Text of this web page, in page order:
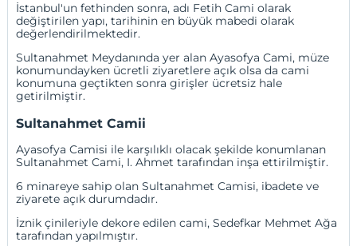
İstanbul'un fethinden sonra, adı Fetih Cami olarak
değiştirilen yapı, tarihinin en büyük mabedi olarak
değerlendirilmektedir.
Sultanahmet Meydanında yer alan Ayasofya Cami, müze
konumundayken ücretli ziyaretlere açık olsa da cami
konumuna geçtikten sonra girişler ücretsiz hale
getirilmiştir.
Sultanahmet Camii
Ayasofya Camisi ile karşılıklı olacak şekilde konumlanan
Sultanahmet Cami, I. Ahmet tarafından inşa ettirilmiştir.
6 minareye sahip olan Sultanahmet Camisi, ibadete ve
ziyarete açık durumdadır.
İznik çinileriyle dekore edilen cami, Sedefkar Mehmet Ağa
tarafından yapılmıştır.